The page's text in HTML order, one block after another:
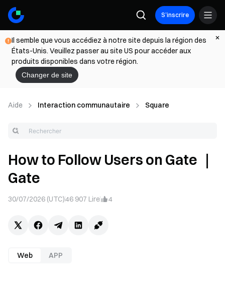
S’inscrire
Il semble que vous accédiez à notre site depuis la région des
États-Unis. Veuillez passer au site US pour accéder aux
produits disponibles dans votre région.
Changer de site
Aide Interaction communautaire Square
How to Follow Users on Gate ｜
Gate
30/07/2026 (UTC)46 907 Lire 4
Web APP